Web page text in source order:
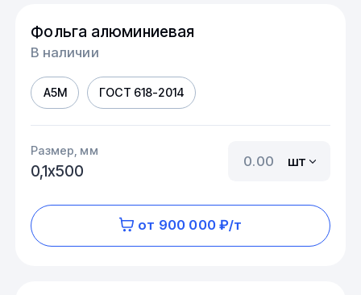
Фольга алюминиевая
В наличии
А5М ГОСТ 618-2014
Размер, мм
0,1х500
шт
от 900 000 ₽/т